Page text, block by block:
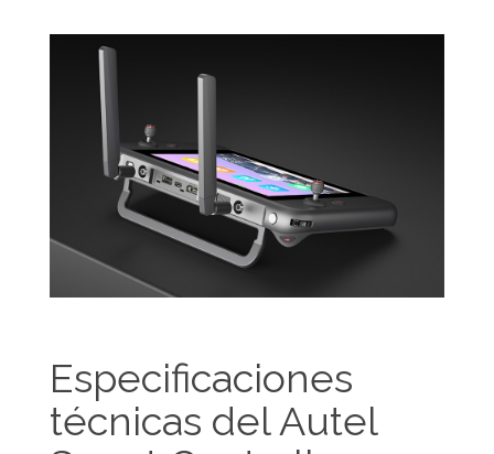
Especificaciones
técnicas del Autel